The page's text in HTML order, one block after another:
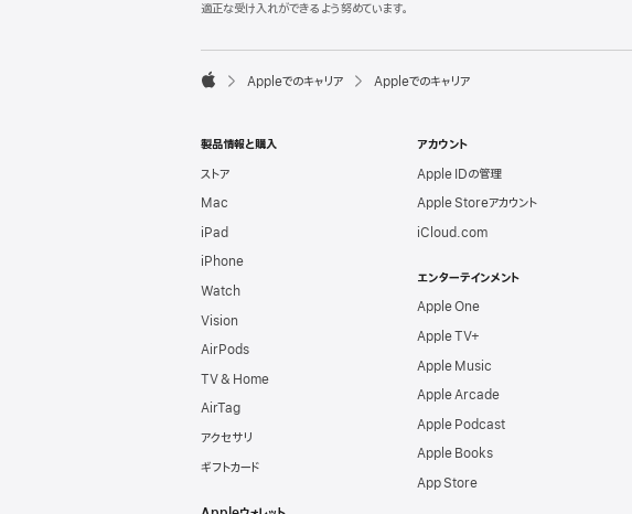
p
e
o
e
適正な受け入れができるよう努めています。

p
l
e
Appleでのキャリア Appleでのキャリア
製品情報と購入
ストア
Mac
iPad
iPhone
Watch
Vision
AirPods
TV & Home
AirTag
アクセサリ
ギフトカード
アカウント
Apple IDの管理
Apple Storeアカウント
iCloud.com
エンターテインメント
Apple One
Apple TV+
Apple Music
Apple Arcade
Apple Podcast
Apple Books
App Store